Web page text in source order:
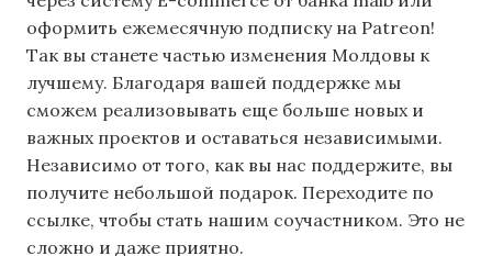
оформить ежемесячную подписку на Patreon!
Так вы станете частью изменения Молдовы к
лучшему. Благодаря вашей поддержке мы
сможем реализовывать еще больше новых и
важных проектов и оставаться независимыми.
Независимо от того, как вы нас поддержите, вы
получите небольшой подарок. Переходите по
ссылке, чтобы стать нашим соучастником. Это не
сложно и даже приятно.